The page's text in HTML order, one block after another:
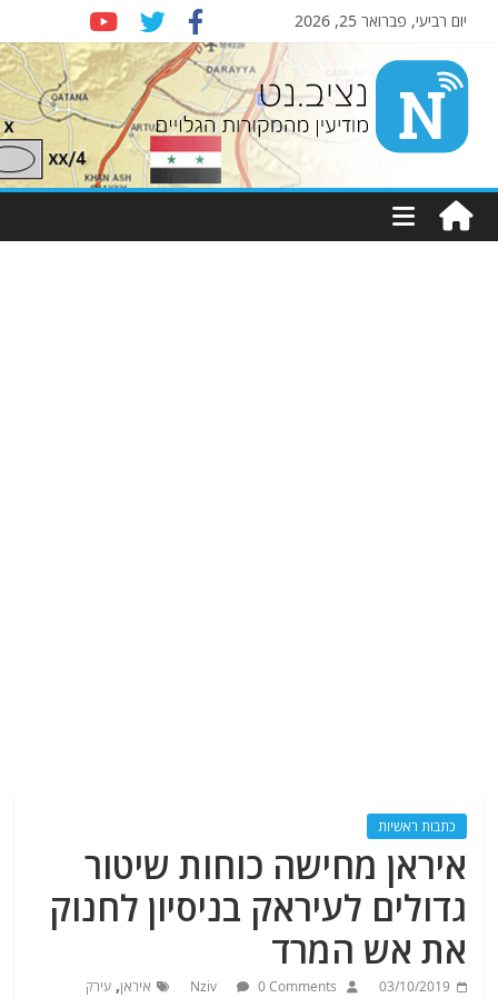
יום רביעי, פברואר 25, 2026
Nziv.net
מודיעין
מהמקורות
כתבות ראשיות
איראן מחישה כוחות שיטור
גדולים לעיראק בניסיון לחנוק
את אש המרד
03/10/2019
Nziv 0 Comments איראן,עירק